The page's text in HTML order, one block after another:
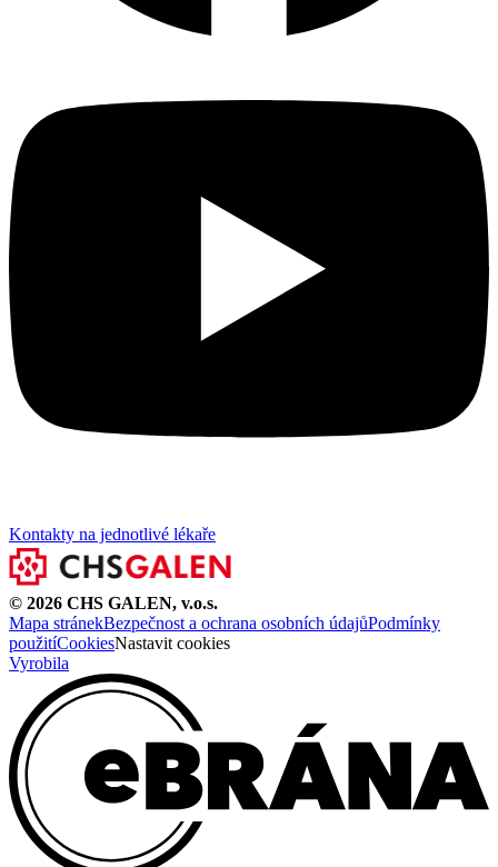
Kontakty na jednotlivé lékaře
© 2026 CHS GALEN, v.o.s.
Mapa stránekBezpečnost a ochrana osobních údajůPodmínky
použitíCookiesNastavit cookies
Vyrobila